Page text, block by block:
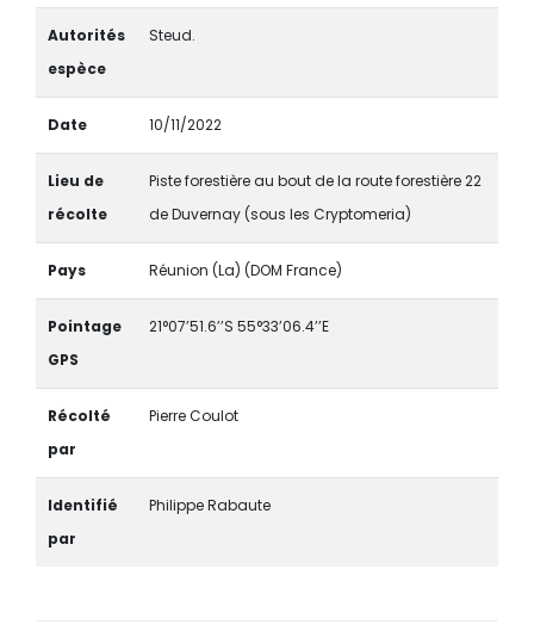
Autorités
espèce
Steud.
Date 10/11/2022
Lieu de
récolte
Piste forestière au bout de la route forestière 22
de Duvernay (sous les Cryptomeria)
Pays Réunion (La) (DOM France)
Pointage
GPS
21°07’51.6’’S 55°33’06.4’’E
Récolté
par
Pierre Coulot
Identifié
par
Philippe Rabaute